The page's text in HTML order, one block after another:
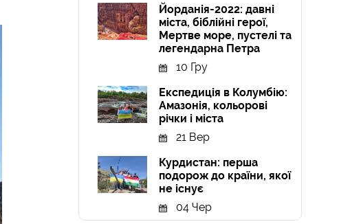
Йорданія-2022: давні
міста, біблійні герої,
Мертве море, пустелі та
легендарна Петра
10 Гру
Експедиція в Колумбію:
Амазонія, кольорові
річки і міста
21 Вер
Курдистан: перша
подорож до країни, якої
не існує
04 Чер